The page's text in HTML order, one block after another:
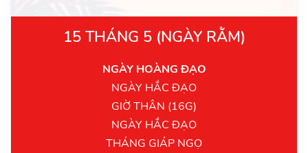
15 THÁNG 5 (NGÀY RẰM)
NGÀY HOÀNG ĐẠO
NGÀY HẮC ĐẠO
GIỜ THÂN (16G)
NGÀY HẮC ĐẠO
THÁNG GIÁP NGỌ